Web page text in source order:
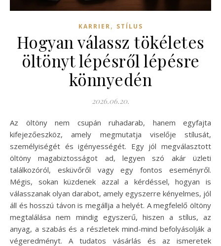
KARRIER, STÍLUS
Hogyan válassz tökéletes
öltönyt lépésről lépésre
könnyedén
2026.06.20.
Az öltöny nem csupán ruhadarab, hanem egyfajta
kifejezőeszköz, amely megmutatja viselője stílusát,
személyiségét és igényességét. Egy jól megválasztott
öltöny magabiztosságot ad, legyen szó akár üzleti
találkozóról, esküvőről vagy egy fontos eseményről.
Mégis, sokan küzdenek azzal a kérdéssel, hogyan is
válasszanak olyan darabot, amely egyszerre kényelmes, jól
áll és hosszú távon is megállja a helyét. A megfelelő öltöny
megtalálása nem mindig egyszerű, hiszen a stílus, az
anyag, a szabás és a részletek mind-mind befolyásolják a
végeredményt. A tudatos vásárlás és az ismeretek